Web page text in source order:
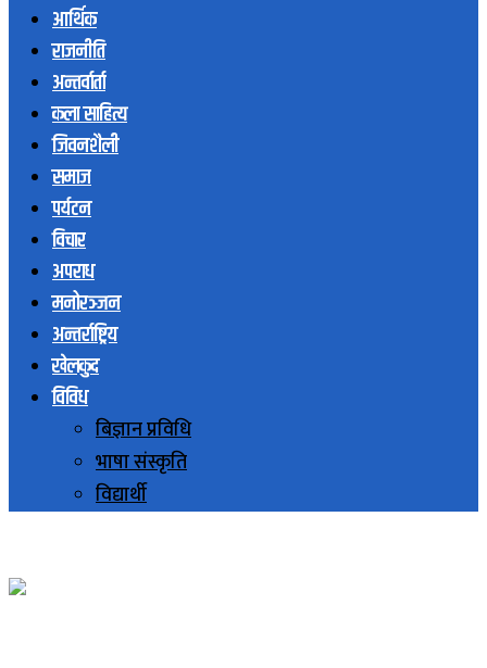
आर्थिक
राजनीति
अन्तर्वार्ता
कला साहित्य
जिवनशैली
समाज
पर्यटन
विचार
अपराध
मनोरञ्जन
अन्तर्राष्ट्रिय
खेलकुद
विविध
बिज्ञान प्रविधि
भाषा संस्कृति
विद्यार्थी